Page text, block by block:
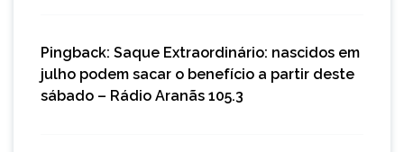
Pingback: Saque Extraordinário: nascidos em
julho podem sacar o benefício a partir deste
sábado – Rádio Aranãs 105.3